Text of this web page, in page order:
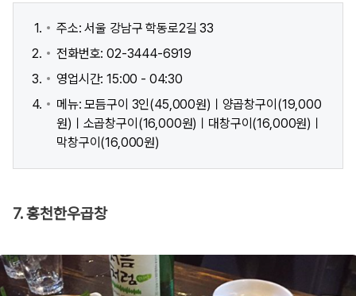
주소: 서울 강남구 학동로2길 33
전화번호: 02-3444-6919
영업시간: 15:00 - 04:30
메뉴: 모듬구이 3인(45,000원)ㅣ양곱창구이(19,000
원)ㅣ소곱창구이(16,000원)ㅣ대창구이(16,000원)ㅣ
막창구이(16,000원)
7. 홍천한우곱창